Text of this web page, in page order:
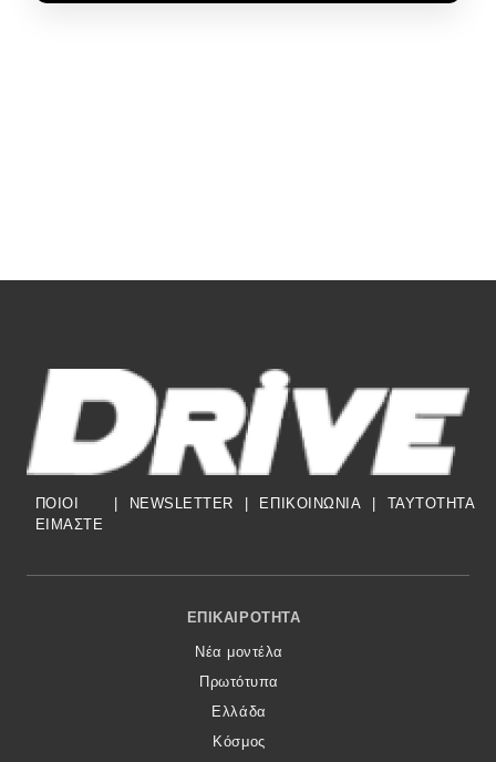
ΠΟΙΟΙ
ΕΙΜΑΣΤΕ
NEWSLETTER ΕΠΙΚΟΙΝΩΝΙΑ TAYTOTHTA
Footer Menu
ΕΠΙΚΑΙΡΌΤΗΤΑ
Νέα μοντέλα
Πρωτότυπα
Ελλάδα
Κόσμος